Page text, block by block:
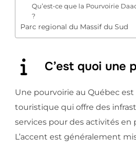
Qu’est-ce que la Pourvoirie
?
Parc regional du Massif du Sud
C’est quoi une
Une pourvoirie au Québec
touristique qui offre des
services pour des activités en
L’accent est généralement